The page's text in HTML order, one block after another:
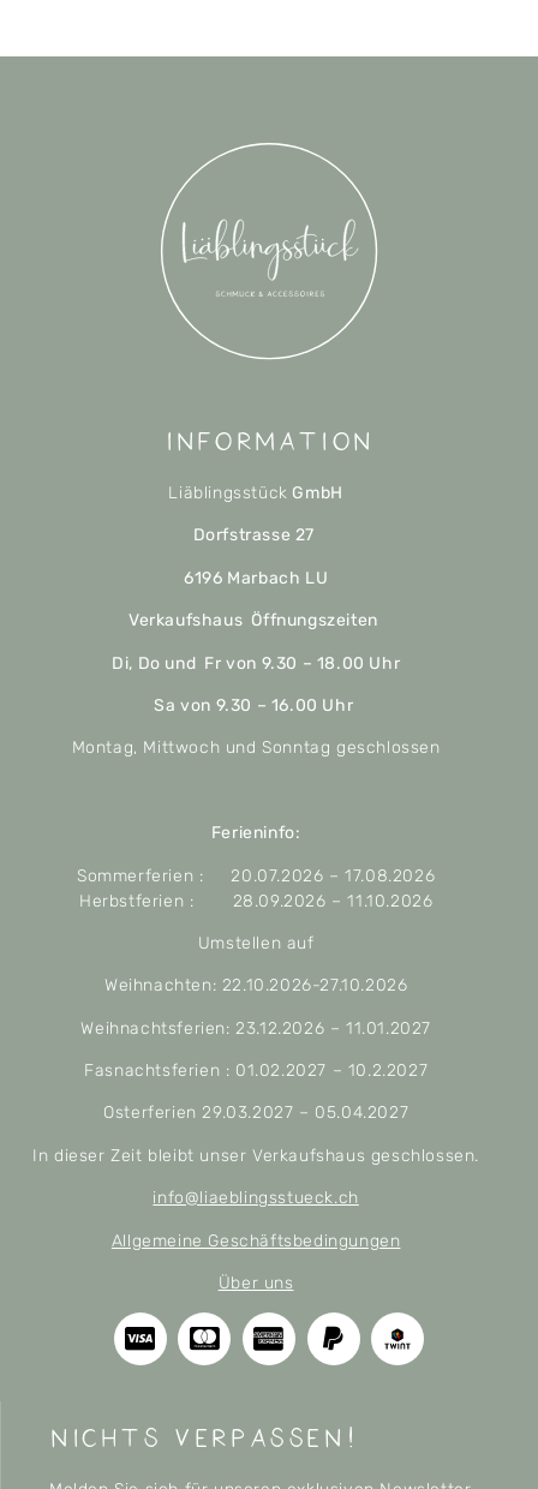
Information
Liäblingsstück GmbH
Dorfstrasse 27
6196 Marbach LU
Verkaufshaus Öffnungszeiten
Di, Do und Fr von 9.30 – 18.00 Uhr
Sa von 9.30 – 16.00 Uhr
Montag, Mittwoch und Sonntag geschlossen
Ferieninfo:
Sommerferien : 20.07.2026 – 17.08.2026
Herbstferien : 28.09.2026 – 11.10.2026
Umstellen auf
Weihnachten: 22.10.2026-27.10.2026
Weihnachtsferien: 23.12.2026 – 11.01.2027
Fasnachtsferien : 01.02.2027 – 10.2.2027
Osterferien 29.03.2027 – 05.04.2027
In dieser Zeit bleibt unser Verkaufshaus geschlossen.
info@liaeblingsstueck.ch
Allgemeine Geschäftsbedingungen
Über uns
nichts verpassen!